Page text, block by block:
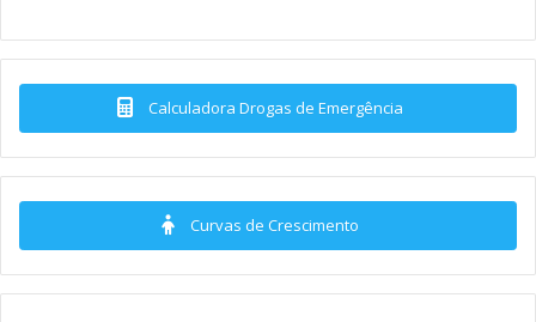
Calculadora Drogas de Emergência
Curvas de Crescimento